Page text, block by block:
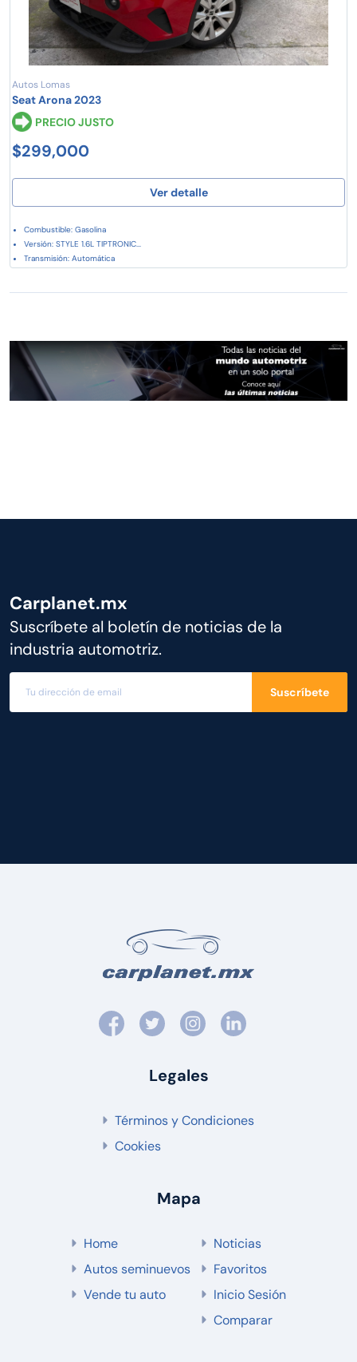
Autos Lomas
Seat Arona 2023
PRECIO JUSTO
$299,000
Ver detalle
Combustible: Gasolina
Versión: STYLE 1.6L TIPTRONIC...
Transmisión: Automática
Carplanet.mx
Suscríbete al boletín de noticias de la
industria automotriz.
Suscríbete
Legales
Términos y Condiciones
Cookies
Mapa
Home
Autos seminuevos
Vende tu auto
Noticias
Favoritos
Inicio Sesión
Comparar